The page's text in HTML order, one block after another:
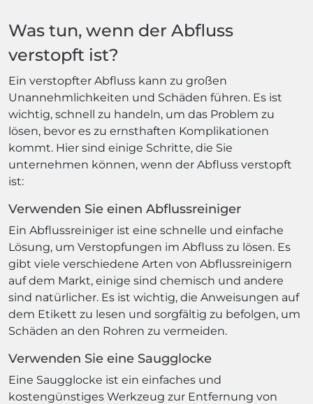
Was tun, wenn der Abfluss
verstopft ist?
Ein verstopfter Abfluss kann zu großen
Unannehmlichkeiten und Schäden führen. Es ist
wichtig, schnell zu handeln, um das Problem zu
lösen, bevor es zu ernsthaften Komplikationen
kommt. Hier sind einige Schritte, die Sie
unternehmen können, wenn der Abfluss verstopft
ist:
Verwenden Sie einen Abflussreiniger
Ein Abflussreiniger ist eine schnelle und einfache
Lösung, um Verstopfungen im Abfluss zu lösen. Es
gibt viele verschiedene Arten von Abflussreinigern
auf dem Markt, einige sind chemisch und andere
sind natürlicher. Es ist wichtig, die Anweisungen auf
dem Etikett zu lesen und sorgfältig zu befolgen, um
Schäden an den Rohren zu vermeiden.
Verwenden Sie eine Saugglocke
Eine Saugglocke ist ein einfaches und
kostengünstiges Werkzeug zur Entfernung von